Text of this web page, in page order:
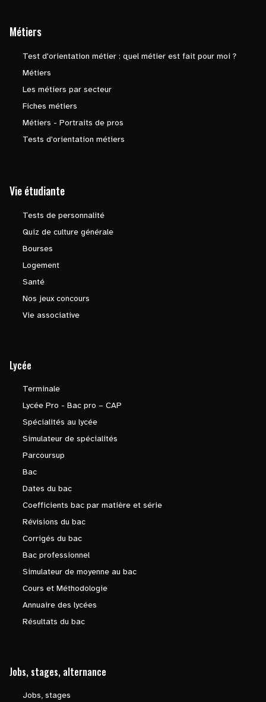
Métiers
Test d'orientation métier : quel métier est fait pour moi ?
Métiers
Les métiers par secteur
Fiches métiers
Métiers - Portraits de pros
Tests d'orientation métiers
Vie étudiante
Tests de personnalité
Quiz de culture générale
Bourses
Logement
Santé
Nos jeux concours
Vie associative
Lycée
Terminale
Lycée Pro - Bac pro – CAP
Spécialités au lycée
Simulateur de spécialités
Parcoursup
Bac
Dates du bac
Coefficients bac par matière et série
Révisions du bac
Corrigés du bac
Bac professionnel
Simulateur de moyenne au bac
Cours et Méthodologie
Annuaire des lycées
Résultats du bac
Jobs, stages, alternance
Jobs, stages